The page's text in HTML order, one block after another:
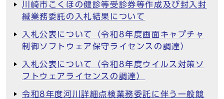
川崎市こくほの健診等受診券等作成及び封入封
緘業務委託の入札結果について
入札公表について（令和8年度画面キャプチャ
制御ソフトウェア保守ライセンスの調達）
入札公表について（令和8年度ウイルス対策ソ
フトウェアライセンスの調達）
令和8年度河川詳細点検業務委託に伴う一般競